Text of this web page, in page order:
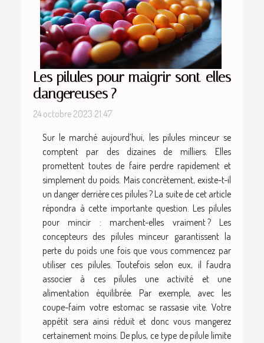
Les pilules pour maigrir sont-elles
dangereuses ?
24 octobre 2023 21:47
Sur le marché aujourd’hui, les pilules minceur se
comptent par des dizaines de milliers. Elles
promettent toutes de faire perdre rapidement et
simplement du poids. Mais concrètement, existe-t-il
un danger derrière ces pilules ? La suite de cet article
répondra à cette importante question. Les pilules
pour mincir : marchent-elles vraiment ? Les
concepteurs des pilules minceur garantissent la
perte du poids une fois que vous commencez par
utiliser ces pilules. Toutefois selon eux, il faudra
associer à ces pilules une activité et une
alimentation équilibrée. Par exemple, avec les
coupe-faim votre estomac se rassasie vite. Votre
appétit sera ainsi réduit et donc vous mangerez
certainement moins. De plus, ce type de pilule limite